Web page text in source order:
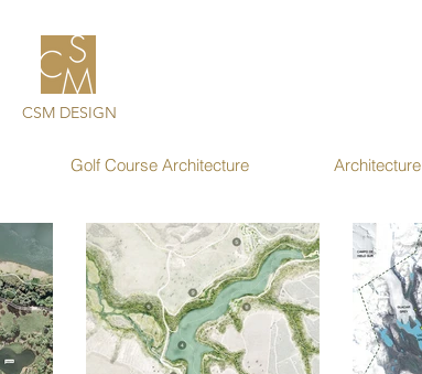
CSM DESIGN
Golf Course Architecture Architecture